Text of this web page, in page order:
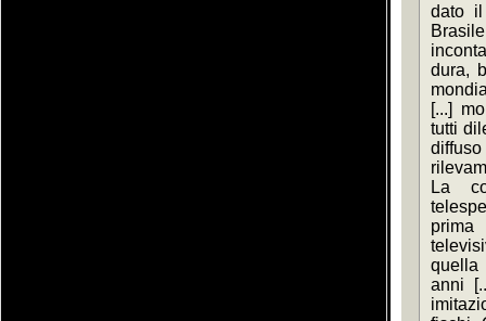
dato il
dura,
[...]
tutti
La
quella
anni